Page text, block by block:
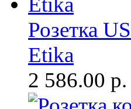
Розетка
Etika
2 586.00 р.